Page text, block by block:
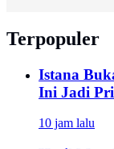
Terpopuler
Istana
Ini Jadi
10 jam lalu